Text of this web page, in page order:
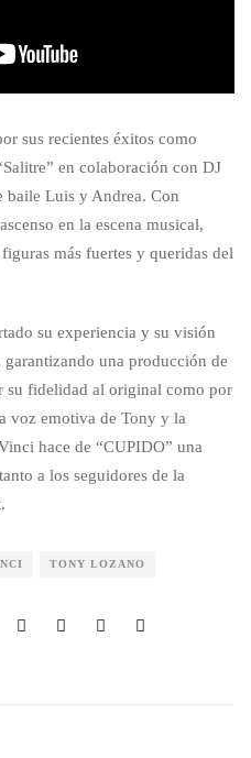
sus recientes éxitos como
en colaboración con DJ
baile Luis y Andrea. Con
en la escena musical,
más fuertes y queridas del
su experiencia y su visión
una producción de
su fidelidad al original como por
voz emotiva de Tony y la
hace de “CUPIDO” una
a los seguidores de la
TONY LOZANO